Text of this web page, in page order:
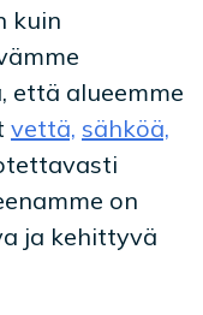
kuin
että alueemme
vettä, sähköä,
on
ja kehittyvä